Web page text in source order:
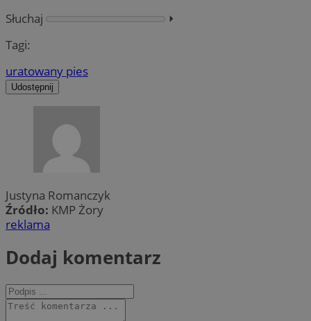
Słuchaj
⏵︎
Tagi:
uratowany pies
Udostępnij
Justyna Romanczyk
Źródło: KMP Żory
reklama
Dodaj komentarz